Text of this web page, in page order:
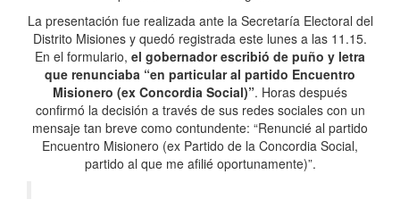
La presentación fue realizada ante la Secretaría Electoral del
Distrito Misiones y quedó registrada este lunes a las 11.15.
En el formulario, el gobernador escribió de puño y letra
que renunciaba “en particular al partido Encuentro
Misionero (ex Concordia Social)”. Horas después
confirmó la decisión a través de sus redes sociales con un
mensaje tan breve como contundente: “Renuncié al partido
Encuentro Misionero (ex Partido de la Concordia Social,
partido al que me afilié oportunamente)”.